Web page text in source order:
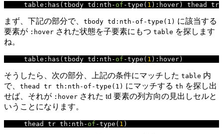
table : has (tbody td : nth - of -type ( 1 ): hover) thead tr
まず、下記の部分で、 tbody td:nth-of-type(1) に該当する
要素が :hover された状態を子要素にもつ table を探します
ね。
table : has (tbody td : nth - of -type ( 1 ): hover)
そうしたら、次の部分、上記の条件にマッチした table 内
で、 thead tr th:nth-of-type(1) にマッチする th を探し出
せば、それが :hover された td 要素の列方向の見出しセルと
いうことになります。
thead tr th : nth - of -type ( 1 )